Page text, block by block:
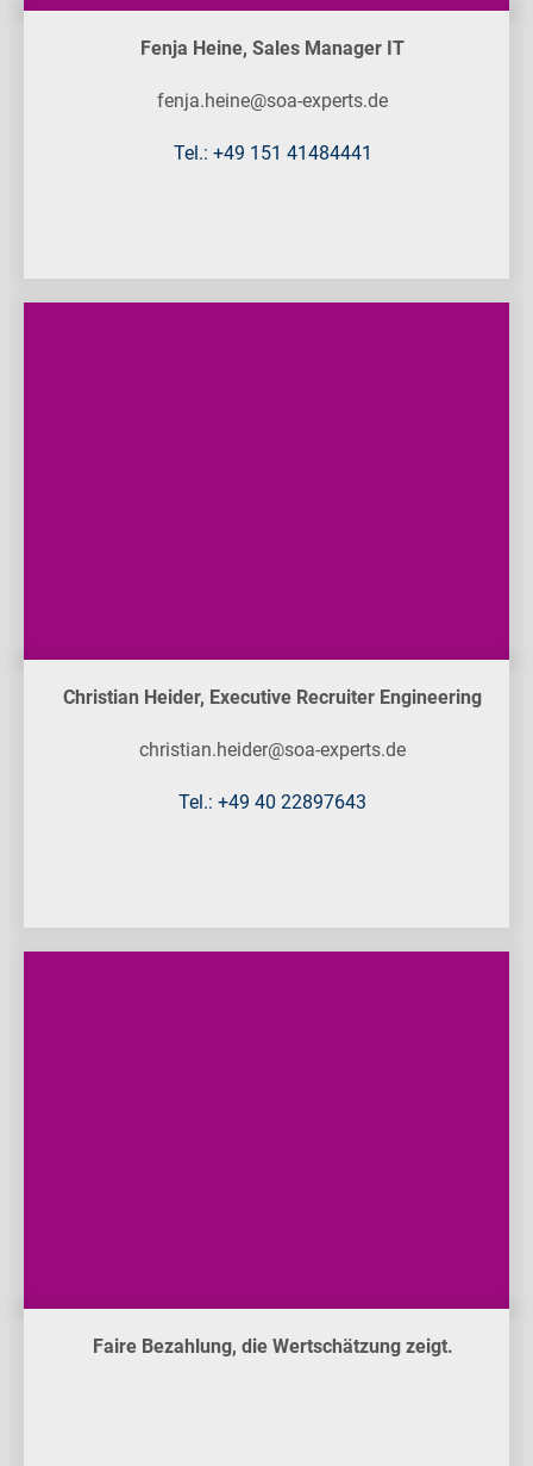
Fenja Heine, Sales Manager IT
fenja.heine@soa-experts.de
Tel.: +49 151 41484441
Christian Heider, Executive Recruiter Engineering
christian.heider@soa-experts.de
Tel.: +49 40 22897643
Faire Bezahlung, die Wertschätzung zeigt.